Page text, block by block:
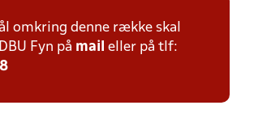
omkring denne række skal
Fyn på mail eller på tlf: